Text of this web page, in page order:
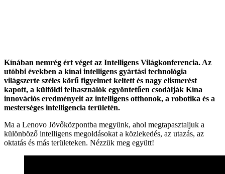
Kínában nemrég ért véget az Intelligens Világkonferencia. Az
utóbbi években a kínai intelligens gyártási technológia
világszerte széles körű figyelmet keltett és nagy elismerést
kapott, a külföldi felhasználók egyöntetűen csodálják Kína
innovációs eredményeit az intelligens otthonok, a robotika és a
mesterséges intelligencia területén.
Ma a Lenovo Jövőközpontba megyünk, ahol megtapasztaljuk a
különböző intelligens megoldásokat a közlekedés, az utazás, az
oktatás és más területeken. Nézzük meg együtt!